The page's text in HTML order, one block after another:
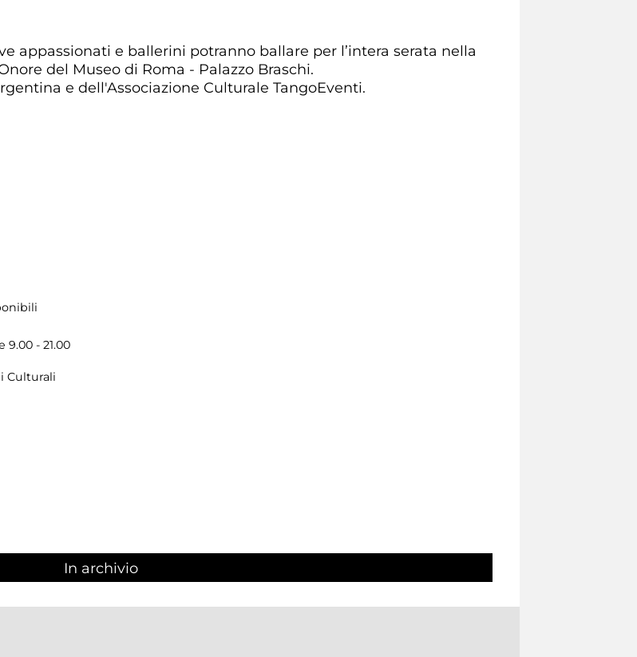
appassionati e ballerini potranno ballare per l’intera serata nella
del Museo di Roma - Palazzo Braschi.
e dell'Associazione Culturale TangoEventi.
- 21.00
Culturali
In archivio